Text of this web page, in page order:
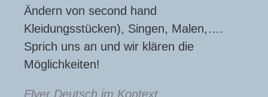
Ändern von second hand
Kleidungsstücken), Singen, Malen,….
Sprich uns an und wir klären die
Möglichkeiten!
Flyer Deutsch im Kontext